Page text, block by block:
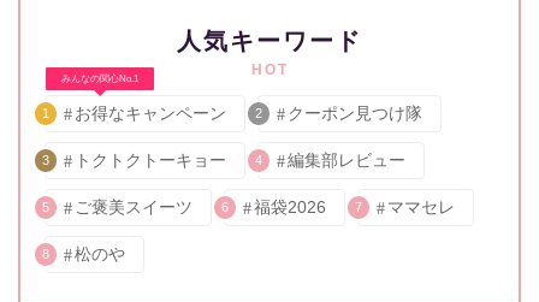
人気キーワード
HOT
みんなの関心No.1
1 お得なキャンペーン 2 クーポン見つけ隊
3 トクトクトーキョー 4 編集部レビュー
5 ご褒美スイーツ 6 福袋2026 7 ママセレ
8 松のや